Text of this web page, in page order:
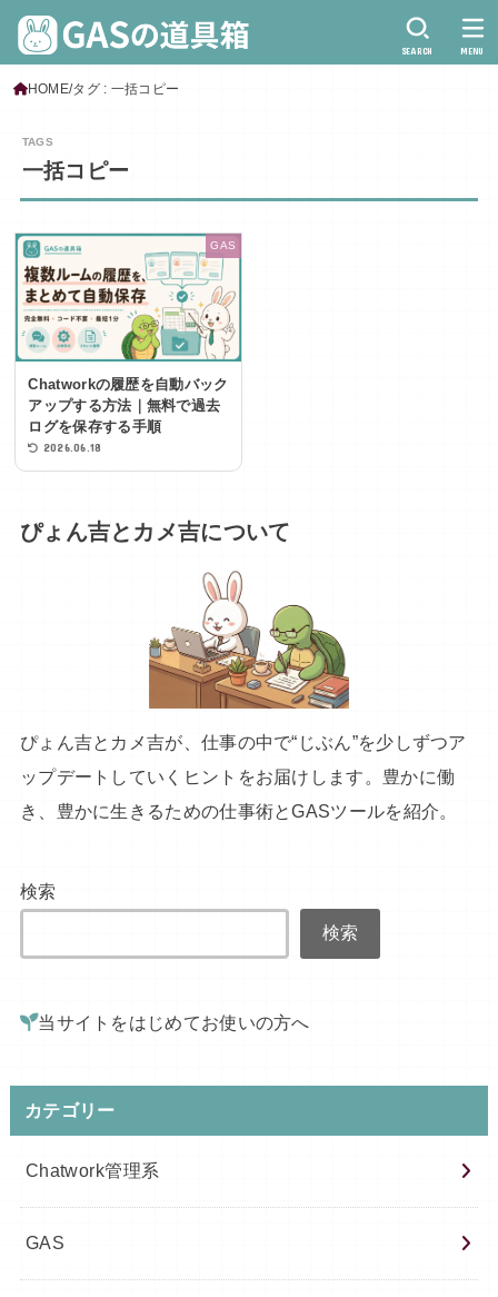
SEARCH MENU
HOME タグ : 一括コピー
一括コピー
GAS
Chatworkの履歴を自動バック
アップする方法｜無料で過去
ログを保存する手順
2026.06.18
ぴょん吉とカメ吉について
ぴょん吉とカメ吉が、仕事の中で“じぶん”を少しずつア
ップデートしていくヒントをお届けします。豊かに働
き、豊かに生きるための仕事術とGASツールを紹介。
検索
検索
当サイトをはじめてお使いの方へ
カテゴリー
Chatwork管理系
GAS